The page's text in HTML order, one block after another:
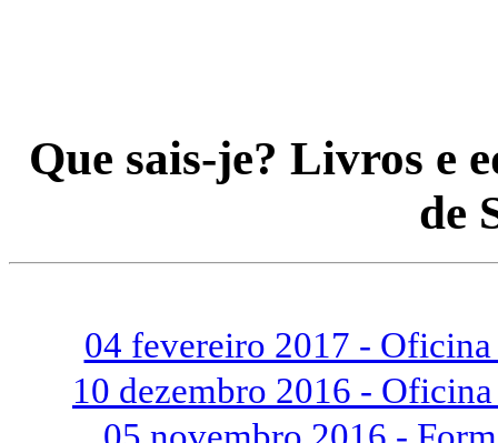
Que sais-je? Livros e
de
04 fevereiro 2017 -
10 dezembro 2016 -